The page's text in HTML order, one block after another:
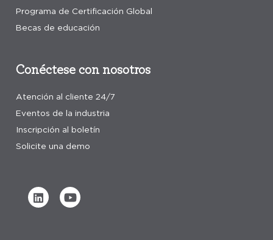
Programa de Certificación Global
Becas de educación
Conéctese con nosotros
Atención al cliente 24/7
Eventos de la industria
Inscripción al boletín
Solicite una demo